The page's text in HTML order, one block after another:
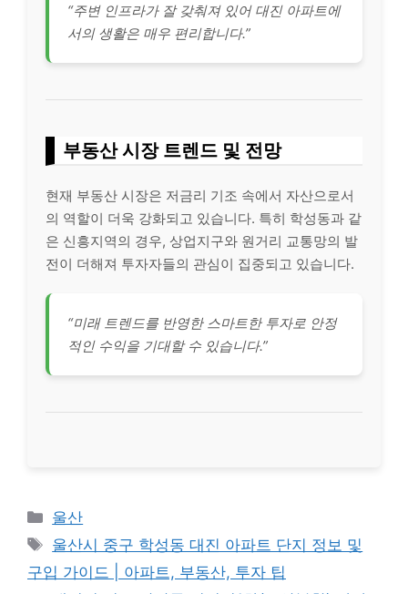
“주변 인프라가 잘 갖춰져 있어 대진 아파트에
서의 생활은 매우 편리합니다.”
부동산 시장 트렌드 및 전망
현재 부동산 시장은 저금리 기조 속에서 자산으로서
의 역할이 더욱 강화되고 있습니다. 특히 학성동과 같
은 신흥지역의 경우, 상업지구와 원거리 교통망의 발
전이 더해져 투자자들의 관심이 집중되고 있습니다.
“미래 트렌드를 반영한 스마트한 투자로 안정
적인 수익을 기대할 수 있습니다.”
Categories
울산
Tags
울산시 중구 학성동 대진 아파트 단지 정보 및
구입 가이드 | 아파트, 부동산, 투자 팁